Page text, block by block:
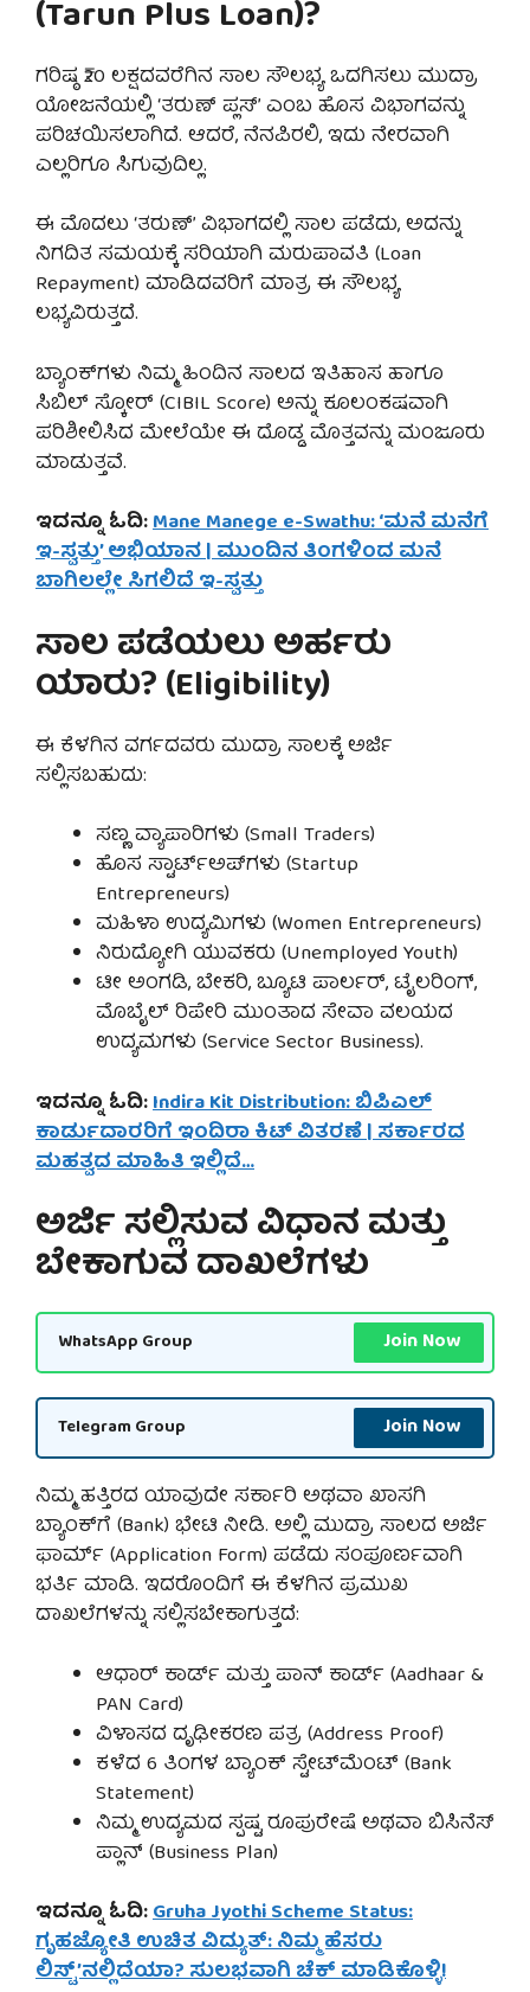
(Tarun Plus Loan)?
ಗರಿಷ್ಠ ₹20 ಲಕ್ಷದವರೆಗಿನ ಸಾಲ ಸೌಲಭ್ಯ ಒದಗಿಸಲು ಮುದ್ರಾ
ಯೋಜನೆಯಲ್ಲಿ ‘ತರುಣ್ ಪ್ಲಸ್’ ಎಂಬ ಹೊಸ ವಿಭಾಗವನ್ನು
ಪರಿಚಯಿಸಲಾಗಿದೆ. ಆದರೆ, ನೆನಪಿರಲಿ, ಇದು ನೇರವಾಗಿ
ಎಲ್ಲರಿಗೂ ಸಿಗುವುದಿಲ್ಲ.
ಈ ಮೊದಲು ‘ತರುಣ್’ ವಿಭಾಗದಲ್ಲಿ ಸಾಲ ಪಡೆದು, ಅದನ್ನು
ನಿಗದಿತ ಸಮಯಕ್ಕೆ ಸರಿಯಾಗಿ ಮರುಪಾವತಿ (Loan
Repayment) ಮಾಡಿದವರಿಗೆ ಮಾತ್ರ ಈ ಸೌಲಭ್ಯ
ಲಭ್ಯವಿರುತ್ತದೆ.
ಬ್ಯಾಂಕ್‌ಗಳು ನಿಮ್ಮ ಹಿಂದಿನ ಸಾಲದ ಇತಿಹಾಸ ಹಾಗೂ
ಸಿಬಿಲ್ ಸ್ಕೋರ್ (CIBIL Score) ಅನ್ನು ಕೂಲಂಕಷವಾಗಿ
ಪರಿಶೀಲಿಸಿದ ಮೇಲೆಯೇ ಈ ದೊಡ್ಡ ಮೊತ್ತವನ್ನು ಮಂಜೂರು
ಮಾಡುತ್ತವೆ.
ಇದನ್ನೂ ಓದಿ:Mane Manege e-Swathu: ‘ಮನೆ ಮನೆಗೆ
ಇ-ಸ್ವತ್ತು’ ಅಭಿಯಾನ | ಮುಂದಿನ ತಿಂಗಳಿಂದ ಮನೆ
ಬಾಗಿಲಲ್ಲೇ ಸಿಗಲಿದೆ ಇ-ಸ್ವತ್ತು
ಸಾಲ ಪಡೆಯಲು ಅರ್ಹರು
ಯಾರು? (Eligibility)
ಈ ಕೆಳಗಿನ ವರ್ಗದವರು ಮುದ್ರಾ ಸಾಲಕ್ಕೆ ಅರ್ಜಿ
ಸಲ್ಲಿಸಬಹುದು:
ಸಣ್ಣ ವ್ಯಾಪಾರಿಗಳು (Small Traders)
ಹೊಸ ಸ್ಟಾರ್ಟ್ಅಪ್‌ಗಳು (Startup
Entrepreneurs)
ಮಹಿಳಾ ಉದ್ಯಮಿಗಳು (Women Entrepreneurs)
ನಿರುದ್ಯೋಗಿ ಯುವಕರು (Unemployed Youth)
ಟೀ ಅಂಗಡಿ, ಬೇಕರಿ, ಬ್ಯೂಟಿ ಪಾರ್ಲರ್, ಟೈಲರಿಂಗ್,
ಮೊಬೈಲ್ ರಿಪೇರಿ ಮುಂತಾದ ಸೇವಾ ವಲಯದ
ಉದ್ಯಮಗಳು (Service Sector Business).
ಇದನ್ನೂ ಓದಿ:Indira Kit Distribution: ಬಿಪಿಎಲ್
ಕಾರ್ಡುದಾರರಿಗೆ ಇಂದಿರಾ ಕಿಟ್ ವಿತರಣೆ | ಸರ್ಕಾರದ
ಮಹತ್ವದ ಮಾಹಿತಿ ಇಲ್ಲಿದೆ…
ಅರ್ಜಿ ಸಲ್ಲಿಸುವ ವಿಧಾನ ಮತ್ತು
ಬೇಕಾಗುವ ದಾಖಲೆಗಳು
WhatsApp Group Join Now
Telegram Group Join Now
ನಿಮ್ಮ ಹತ್ತಿರದ ಯಾವುದೇ ಸರ್ಕಾರಿ ಅಥವಾ ಖಾಸಗಿ
ಬ್ಯಾಂಕ್‌ಗೆ (Bank) ಭೇಟಿ ನೀಡಿ. ಅಲ್ಲಿ ಮುದ್ರಾ ಸಾಲದ ಅರ್ಜಿ
ಫಾರ್ಮ್ (Application Form) ಪಡೆದು ಸಂಪೂರ್ಣವಾಗಿ
ಭರ್ತಿ ಮಾಡಿ. ಇದರೊಂದಿಗೆ ಈ ಕೆಳಗಿನ ಪ್ರಮುಖ
ದಾಖಲೆಗಳನ್ನು ಸಲ್ಲಿಸಬೇಕಾಗುತ್ತದೆ:
ಆಧಾರ್ ಕಾರ್ಡ್ ಮತ್ತು ಪಾನ್ ಕಾರ್ಡ್ (Aadhaar &
PAN Card)
ವಿಳಾಸದ ದೃಢೀಕರಣ ಪತ್ರ (Address Proof)
ಕಳೆದ 6 ತಿಂಗಳ ಬ್ಯಾಂಕ್ ಸ್ಟೇಟ್‌ಮೆಂಟ್ (Bank
Statement)
ನಿಮ್ಮ ಉದ್ಯಮದ ಸ್ಪಷ್ಟ ರೂಪುರೇಷೆ ಅಥವಾ ಬಿಸಿನೆಸ್
ಪ್ಲಾನ್ (Business Plan)
ಇದನ್ನೂ ಓದಿ:Gruha Jyothi Scheme Status:
ಗೃಹಜ್ಯೋತಿ ಉಚಿತ ವಿದ್ಯುತ್: ನಿಮ್ಮ ಹೆಸರು
ಲಿಸ್ಟ್’ನಲ್ಲಿದೆಯಾ? ಸುಲಭವಾಗಿ ಚೆಕ್ ಮಾಡಿಕೊಳ್ಳಿ!